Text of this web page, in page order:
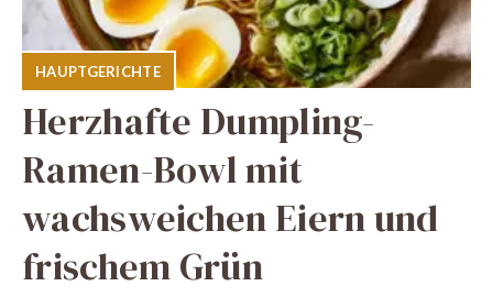
HAUPTGERICHTE
Herzhafte Dumpling-
Ramen-Bowl mit
wachsweichen Eiern und
frischem Grün